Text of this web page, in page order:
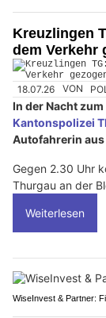
Kreuzlingen
dem Verkehr
18.07.26 VON
In der Nacht
Kantonspolizei
Autofahrerin aus
Gegen 2.30 Uhr
Thurgau an der
Weiterlesen
WiseInvest & Partner: